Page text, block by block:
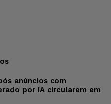
anúncios com
por IA circularem em